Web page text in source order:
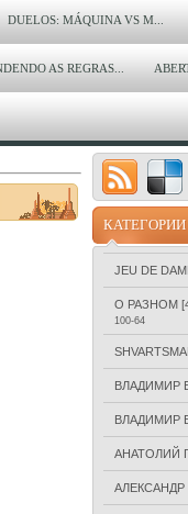
DUELOS: MÁQUINA VS M...
AS REGRAS...
КАТЕГОРИИ
JEU DE
О РАЗНОМ
100-64
ВЛАДИМИР
ВЛАДИМИР
АНАТОЛИЙ
АЛЕКСАНДР